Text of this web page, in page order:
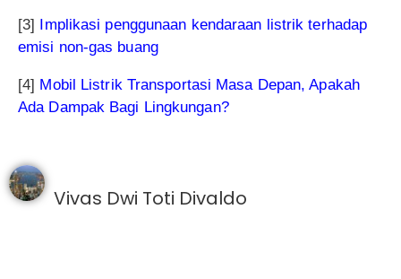
[3] Implikasi penggunaan kendaraan listrik terhadap
emisi non-gas buang
[4] Mobil Listrik Transportasi Masa Depan, Apakah
Ada Dampak Bagi Lingkungan?
Vivas Dwi Toti Divaldo